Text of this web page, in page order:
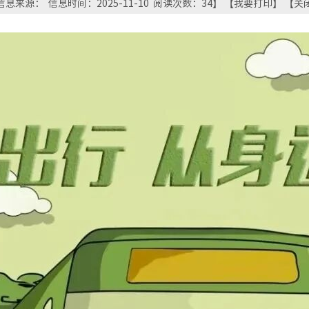
息来源： 信息时间：2025-11-10 阅读次数： 34】 【我要打印】 【关